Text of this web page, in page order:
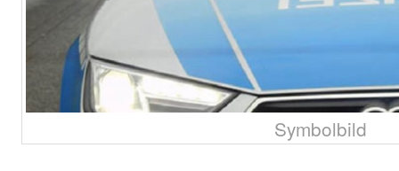
Symbolbild